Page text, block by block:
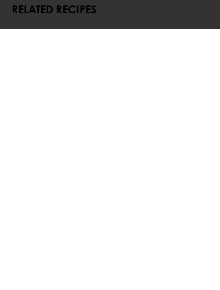
RELATED RECIPES